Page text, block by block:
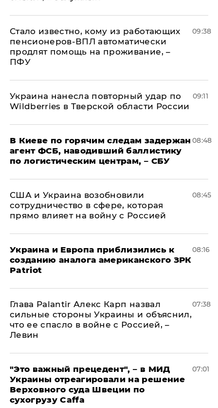
Стало известно, кому из работающих
пенсионеров-ВПЛ автоматически
продлят помощь на проживание, –
ПФУ
09:38
Украина нанесла повторный удар по
Wildberries в Тверской области России
09:11
В Киеве по горячим следам задержан
агент ФСБ, наводивший баллистику
по логистическим центрам, – СБУ
08:48
США и Украина возобновили
сотрудничество в сфере, которая
прямо влияет на войну с Россией
08:45
Украина и Европа приблизились к
созданию аналога американского ЗРК
Patriot
08:16
Глава Palantir Алекс Карп назвал
сильные стороны Украины и объяснил,
что ее спасло в войне с Россией, –
Левин
07:38
"Это важный прецедент", – в МИД
Украины отреагировали на решение
Верховного суда Швеции по
сухогрузу Caffa
07:01